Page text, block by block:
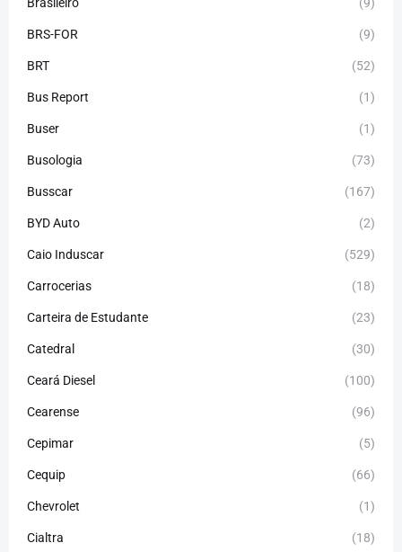
BRS-FOR (9)
BRT (52)
Bus Report (1)
Buser (1)
Busologia (73)
Busscar (167)
BYD Auto (2)
Caio Induscar (529)
Carrocerias (18)
Carteira de Estudante (23)
Catedral (30)
Ceará Diesel (100)
Cearense (96)
Cepimar (5)
Cequip (66)
Chevrolet (1)
Cialtra (18)